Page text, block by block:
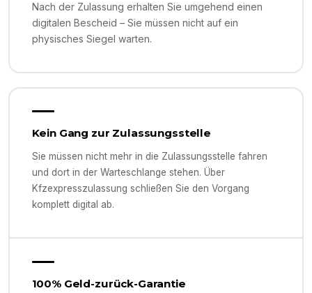
Nach der Zulassung erhalten Sie umgehend einen
digitalen Bescheid – Sie müssen nicht auf ein
physisches Siegel warten.
Kein Gang zur Zulassungsstelle
Sie müssen nicht mehr in die Zulassungsstelle fahren
und dort in der Warteschlange stehen. Über
Kfzexpresszulassung schließen Sie den Vorgang
komplett digital ab.
100% Geld-zurück-Garantie